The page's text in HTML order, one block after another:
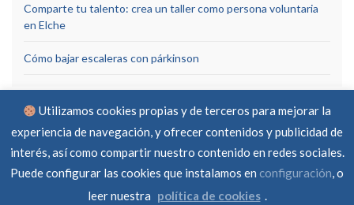
Comparte tu talento: crea un taller como persona voluntaria
en Elche
Cómo bajar escaleras con párkinson
Aviso Legal Política de privacidad
Política de cookies
Utilizamos cookies propias y de terceros para mejorar la
experiencia de navegación, y ofrecer contenidos y publicidad de
interés, así como compartir nuestro contenido en redes sociales.
Puede configurar las cookies que instalamos en configuración, o
leer nuestra política de cookies .